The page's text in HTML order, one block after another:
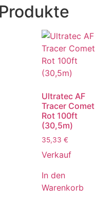
Ultratec AF
Tracer Comet
Rot 100ft
(30,5m)
35,33 €
Verkauf
In den
Warenkorb